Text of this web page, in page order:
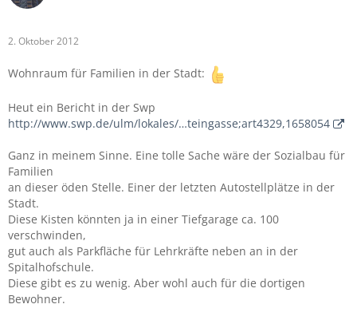
2. Oktober 2012
Wohnraum für Familien in der Stadt:
Heut ein Bericht in der Swp
http://www.swp.de/ulm/lokales/…teingasse;art4329,1658054
Ganz in meinem Sinne. Eine tolle Sache wäre der Sozialbau für
Familien
an dieser öden Stelle. Einer der letzten Autostellplätze in der
Stadt.
Diese Kisten könnten ja in einer Tiefgarage ca. 100
verschwinden,
gut auch als Parkfläche für Lehrkräfte neben an in der
Spitalhofschule.
Diese gibt es zu wenig. Aber wohl auch für die dortigen
Bewohner.